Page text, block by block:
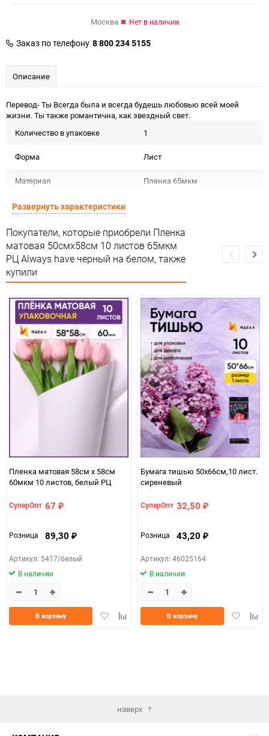
Москва Нет в наличии
Заказ по телефону 8 800 234 5155
Описание
Перевод- Ты Всегда была и всегда будешь любовью всей моей
жизни. Ты также романтична, как звездный свет.
Количество в упаковке
1
Форма Лист
Материал Пленка 65мкм
Срок годности
Предназначение товара Подарочная упаковка
Сертификация Не подлежит сертификации
Особые условия
Минимальное количество 1
Количество в коробке 100
Единица измерения упак
Развернуть характеристики
Покупатели, которые приобрели Пленка
матовая 50смх58см 10 листов 65мкм
РЦ Always have черный на белом, также
купили
Пленка матовая 58см х 58см
60мкм 10 листов, белый РЦ
СуперОпт 67 ₽
Розница 89,30 ₽
Артикул: 5417/белый
В наличии
ДобавитьДобавить
В корзину
Бумага тишью 50х66см,10 лист.
сиреневый
СуперОпт 32,50 ₽
Розница 43,20 ₽
Артикул: 46025164
В наличии
Добавить
В корзину
наверх